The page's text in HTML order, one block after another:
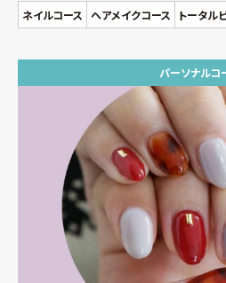
ネイルコース ヘアメイクコース トータル
パーソナルコ